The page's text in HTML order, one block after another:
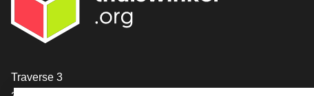
[_General:Contact]
Traverse 3